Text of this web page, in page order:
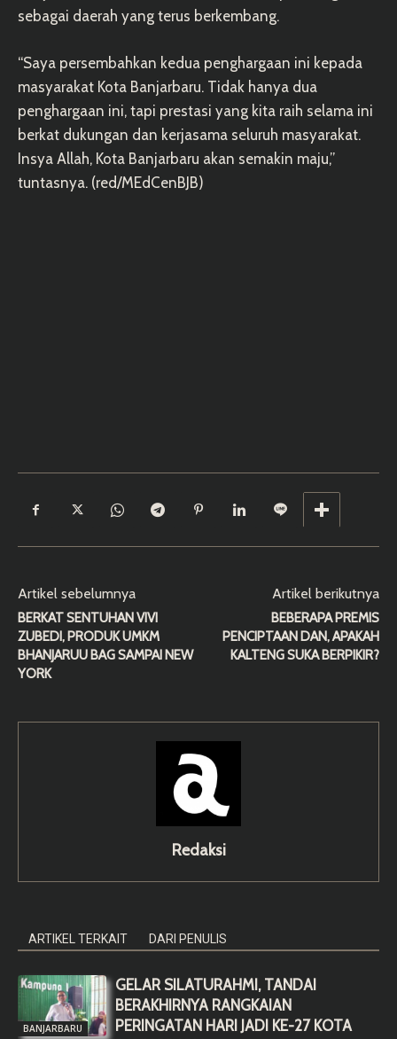
sebagai daerah yang terus berkembang.
“Saya persembahkan kedua penghargaan ini kepada
masyarakat Kota Banjarbaru. Tidak hanya dua
penghargaan ini, tapi prestasi yang kita raih selama ini
berkat dukungan dan kerjasama seluruh masyarakat.
Insya Allah, Kota Banjarbaru akan semakin maju,”
tuntasnya. (red/MEdCenBJB)
Artikel sebelumnya
BERKAT SENTUHAN VIVI
ZUBEDI, PRODUK UMKM
BHANJARUU BAG SAMPAI NEW
YORK
Artikel berikutnya
BEBERAPA PREMIS
PENCIPTAAN DAN, APAKAH
KALTENG SUKA BERPIKIR?
Redaksi
ARTIKEL TERKAIT DARI PENULIS
BANJARBARU
GELAR SILATURAHMI, TANDAI
BERAKHIRNYA RANGKAIAN
PERINGATAN HARI JADI KE-27 KOTA